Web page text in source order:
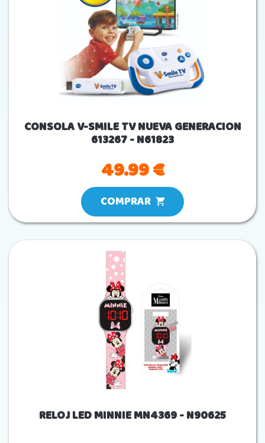
CONSOLA V-SMILE TV NUEVA GENERACION
613267 - N61823
49.99 €
COMPRAR
RELOJ LED MINNIE MN4369 - N90625